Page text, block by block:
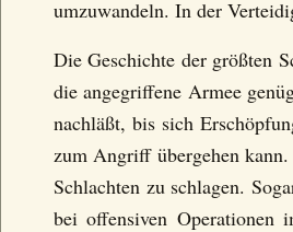
umzuwandeln. In der
Die Geschichte der größten
die angegriffene Armee
nachläßt, bis sich
zum Angriff übergehen
Schlachten zu schlagen.
bei offensiven Operationen